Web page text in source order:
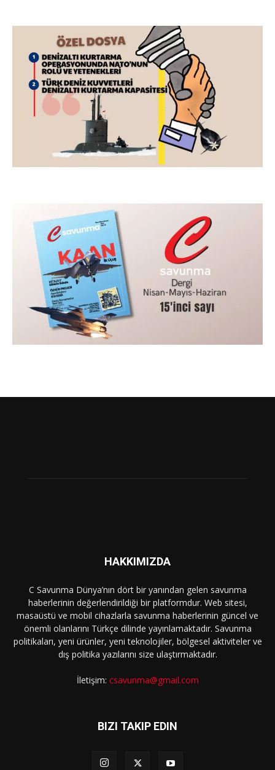
HAKKIMIZDA
C Savunma Dünya’nın dört bir yanından gelen savunma
haberlerinin değerlendirildiği bir platformdur. Web sitesi,
masaüstü ve mobil cihazlarla savunma haberlerinin güncel ve
önemli olanlarını Türkçe dilinde yayınlamaktadır. Savunma
politikaları, yeni ürünler, yeni teknolojiler, bölgesel aktiviteler ve
dış politika yazılarını size ulaştırmaktadır.
İletişim: csavunma@gmail.com
BIZI TAKIP EDIN